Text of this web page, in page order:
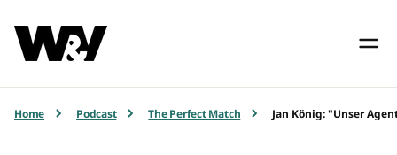
Home Podcast The Perfect Match Jan König: "Unser